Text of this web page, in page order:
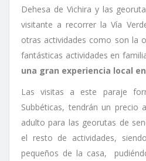
Dehesa de Vichira y las
visitante a recorrer la Vía
otras actividades como son la
fantásticas actividades en
una gran experiencia local
Las visitas a este paraje
Subbéticas, tendrán un precio
adulto para las georutas de
el resto de actividades,
pequeños de la casa,